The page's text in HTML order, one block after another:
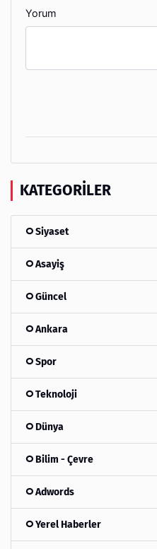
Yorum
KATEGORILER
Siyaset
Asayiş
Güncel
Ankara
Spor
Teknoloji
Dünya
Bilim - Çevre
Adwords
Yerel Haberler